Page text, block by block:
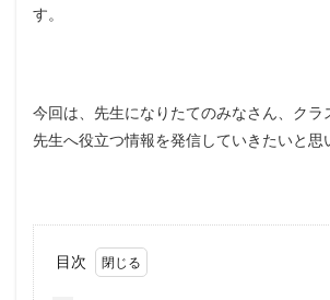
す。
今回は、先生になりたてのみなさん、クラ
先生へ役立つ情報を発信していきたいと思
目次